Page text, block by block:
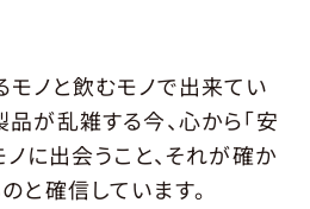
モノと飲むモノで出来てい
が乱雑する今、心から「安
ノに出会うこと、それが確か
と確信しています。